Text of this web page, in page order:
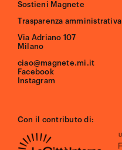
Sostieni Magnete
Trasparenza amministrativa
Via Adriano 107
Milano
ciao@magnete.mi.it
Facebook
Instagram
Con il contributo di: